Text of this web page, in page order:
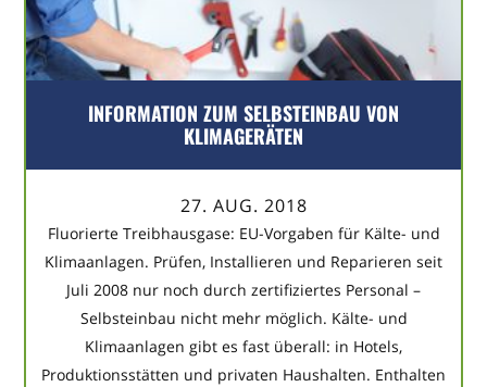
INFORMATION ZUM SELBSTEINBAU VON
KLIMAGERÄTEN
27. AUG. 2018
Fluorierte Treibhausgase: EU-Vorgaben für Kälte- und
Klimaanlagen. Prüfen, Installieren und Reparieren seit
Juli 2008 nur noch durch zertifiziertes Personal –
Selbsteinbau nicht mehr möglich. Kälte- und
Klimaanlagen gibt es fast überall: in Hotels,
Produktionsstätten und privaten Haushalten. Enthalten